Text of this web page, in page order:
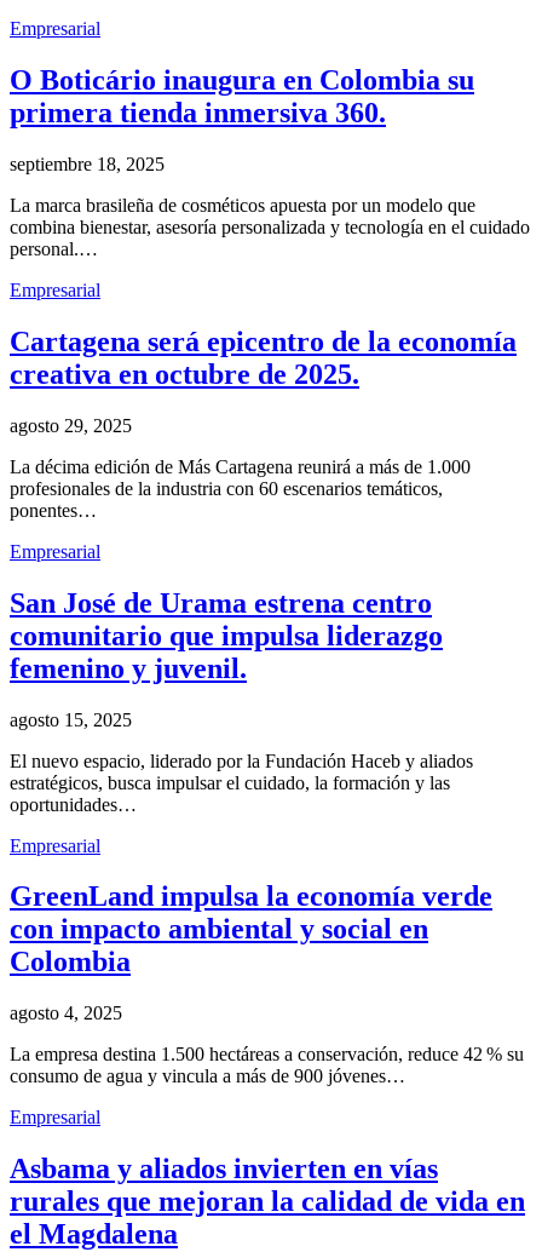
Empresarial
O Boticário inaugura en Colombia su
primera tienda inmersiva 360.
septiembre 18, 2025
La marca brasileña de cosméticos apuesta por un modelo que
combina bienestar, asesoría personalizada y tecnología en el cuidado
personal.…
Empresarial
Cartagena será epicentro de la economía
creativa en octubre de 2025.
agosto 29, 2025
La décima edición de Más Cartagena reunirá a más de 1.000
profesionales de la industria con 60 escenarios temáticos,
ponentes…
Empresarial
San José de Urama estrena centro
comunitario que impulsa liderazgo
femenino y juvenil.
agosto 15, 2025
El nuevo espacio, liderado por la Fundación Haceb y aliados
estratégicos, busca impulsar el cuidado, la formación y las
oportunidades…
Empresarial
GreenLand impulsa la economía verde
con impacto ambiental y social en
Colombia
agosto 4, 2025
La empresa destina 1.500 hectáreas a conservación, reduce 42 % su
consumo de agua y vincula a más de 900 jóvenes…
Empresarial
Asbama y aliados invierten en vías
rurales que mejoran la calidad de vida en
el Magdalena